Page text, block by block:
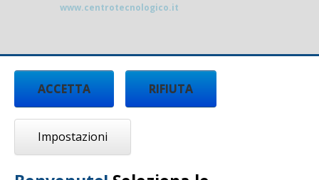
www.centrotecnologico.it
RIFIUTA
ACCETTA
Impostazioni